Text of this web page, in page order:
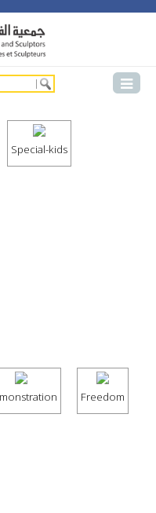
Special-kids
Freedom